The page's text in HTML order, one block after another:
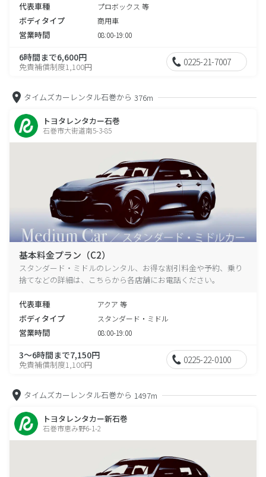
代表車種 プロボックス 等
ボディタイプ 商用車
営業時間 08:00-19:00
6時間まで6,600円
免責補償制度1,100円 0225-21-7007
タイムズカーレンタル石巻から 376m
トヨタレンタカー石巻
石巻市大街道南5-3-85
基本料金プラン（C2）
スタンダード・ミドルのレンタル、お得な割引料金や予約、乗り
捨てなどの詳細は、こちらから各店舗にお電話ください。
代表車種 アクア 等
ボディタイプ スタンダード・ミドル
営業時間 08:00-19:00
3～6時間まで7,150円
免責補償制度1,100円 0225-22-0100
タイムズカーレンタル石巻から 1497m
トヨタレンタカー新石巻
石巻市恵み野6-1-2